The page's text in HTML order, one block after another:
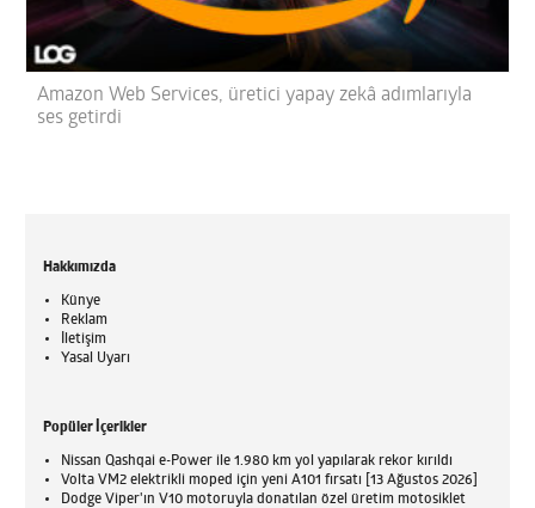
Amazon Web Services, üretici yapay zekâ adımlarıyla
ses getirdi
Hakkımızda
Künye
Reklam
İletişim
Yasal Uyarı
Popüler İçerikler
Nissan Qashqai e-Power ile 1.980 km yol yapılarak rekor kırıldı
Volta VM2 elektrikli moped için yeni A101 fırsatı [13 Ağustos 2026]
Dodge Viper'ın V10 motoruyla donatılan özel üretim motosiklet